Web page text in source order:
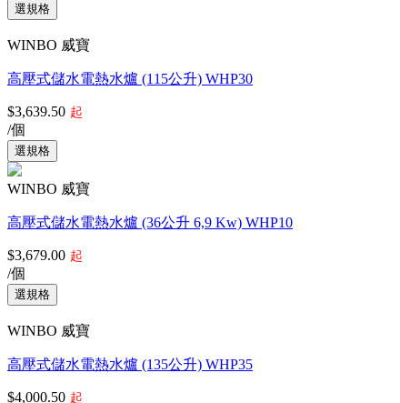
WINBO 威寶
高壓式儲水電熱水爐 (115公升) WHP30
$3,639.50 起
/個
WINBO 威寶
高壓式儲水電熱水爐 (36公升 6,9 Kw) WHP10
$3,679.00 起
/個
WINBO 威寶
高壓式儲水電熱水爐 (135公升) WHP35